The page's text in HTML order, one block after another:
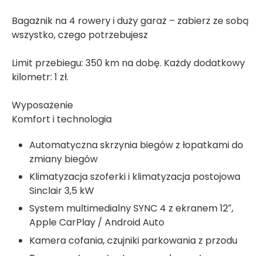
Bagażnik na 4 rowery i duży garaż – zabierz ze sobą
wszystko, czego potrzebujesz
Limit przebiegu: 350 km na dobę. Każdy dodatkowy
kilometr: 1 zł.
Wyposażenie
Komfort i technologia
Automatyczna skrzynia biegów z łopatkami do
zmiany biegów
Klimatyzacja szoferki i klimatyzacja postojowa
Sinclair 3,5 kW
System multimedialny SYNC 4 z ekranem 12″,
Apple CarPlay / Android Auto
Kamera cofania, czujniki parkowania z przodu